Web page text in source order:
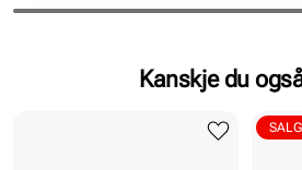
Kanskje du
SALG